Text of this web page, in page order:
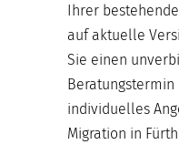
Ihrer
auf aktuelle
Sie einen
Beratungstermin
individuelles
Migration in